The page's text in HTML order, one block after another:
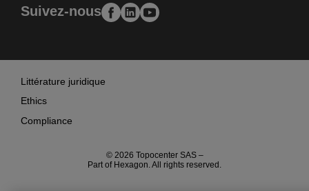
Suivez-nous
Littérature juridique
Ethics
Compliance
© 2026 Topocenter SAS –
Part of Hexagon. All rights reserved.